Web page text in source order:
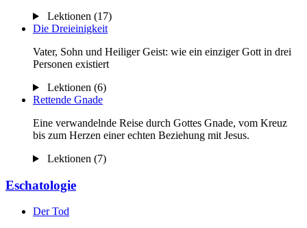
Lektionen (17)
Die Dreieinigkeit
Vater, Sohn und Heiliger Geist: wie ein einziger Gott in drei
Personen existiert
Lektionen (6)
Rettende Gnade
Eine verwandelnde Reise durch Gottes Gnade, vom Kreuz
bis zum Herzen einer echten Beziehung mit Jesus.
Lektionen (7)
Eschatologie
Der Tod